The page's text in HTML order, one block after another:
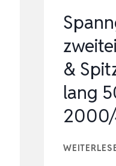
&
lang